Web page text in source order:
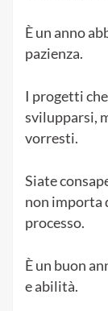
È un anno
pazienza.
I progetti
svilupparsi,
vorresti.
Siate
non importa
processo.
È un buon
e abilità.